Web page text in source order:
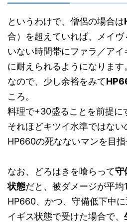
というわけで、僧侶の場合は
合）を超えていれば、メイ
いない時間帯にファラ／ア
に耐えられるようになりま
なので、少し余裕をみて
ころ。
料理で+30盛ることを前提に
それほどキツイ水準ではない
HP660の死なないマンを目指
なお、どろはきを喰らって守
状態だと、被ダメージが平均
HP660、かつ、守備低下中
イギス状態で受けた場合で、